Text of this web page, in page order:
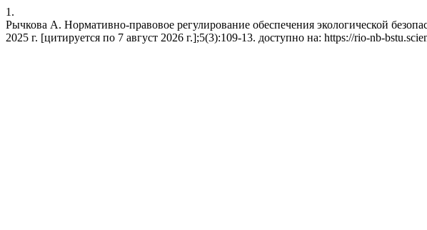
1.
Рычкова А. Нормативно-правовое регулирование обеспечения экологической
2025 г. [цитируется по 7 август 2026 г.];5(3):109-13. доступно на: https://rio-nb-